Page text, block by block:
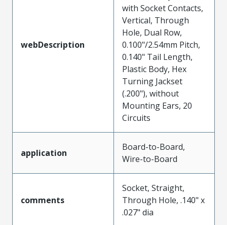
webDescription
with Socket Contacts,
Vertical, Through
Hole, Dual Row,
0.100"/2.54mm Pitch,
0.140" Tail Length,
Plastic Body, Hex
Turning Jackset
(.200"), without
Mounting Ears, 20
Circuits
application
Board-to-Board,
Wire-to-Board
comments
Socket, Straight,
Through Hole, .140" x
.027" dia